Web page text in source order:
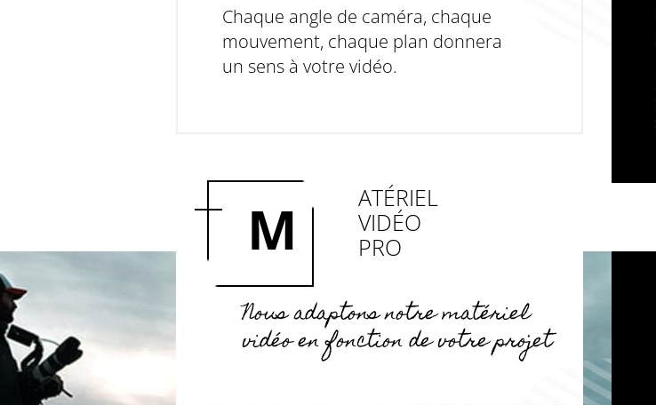
Chaque angle de caméra, chaque
mouvement, chaque plan donnera
un sens à votre vidéo.
M
ATÉRIEL
VIDÉO
PRO
Nous adaptons notre matériel
vidéo en fonction de votre projet